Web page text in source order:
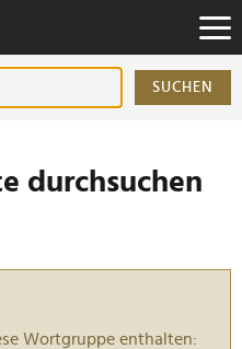
SUCHEN
durchsuchen
Wortgruppe enthalten: